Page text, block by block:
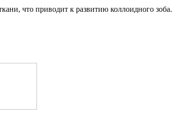
что приводит к развитию коллоидного зоба.